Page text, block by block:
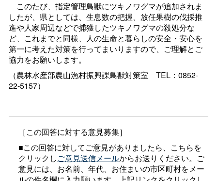
このたび、指定管理鳥獣にツキノワグマが追加されま
したが、県としては、生息数の把握、放任果樹の伐採推
進や人家周辺などで捕獲したツキノワグマの殺処分な
ど、これまでと同様、人の生命と暮らしの安全・安心を
第一に考えた対策を行ってまいりますので、ご理解とご
協力をお願いします。
（農林水産部農山漁村振興課鳥獣対策室 TEL：0852-
22-5157）
［この回答に対する意見募集］
■この回答に対してご意見がありましたら、こちらを
クリックしご意見送信メールからお送りください。ご
意見には、お名前、年代、お住まいの市区町村をメー